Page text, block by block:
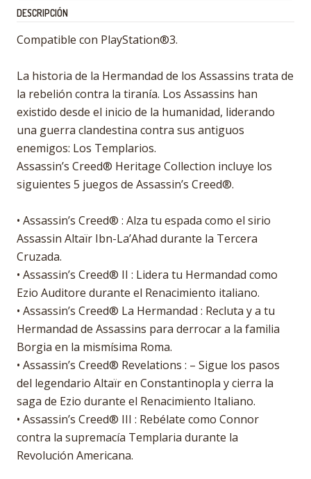
DESCRIPCIÓN
Compatible con PlayStation®3.
La historia de la Hermandad de los Assassins trata de
la rebelión contra la tiranía. Los Assassins han
existido desde el inicio de la humanidad, liderando
una guerra clandestina contra sus antiguos
enemigos: Los Templarios.
Assassin’s Creed® Heritage Collection incluye los
siguientes 5 juegos de Assassin’s Creed®.
• Assassin’s Creed® : Alza tu espada como el sirio
Assassin Altaïr Ibn-La’Ahad durante la Tercera
Cruzada.
• Assassin’s Creed® II : Lidera tu Hermandad como
Ezio Auditore durante el Renacimiento italiano.
• Assassin’s Creed® La Hermandad : Recluta y a tu
Hermandad de Assassins para derrocar a la familia
Borgia en la mismísima Roma.
• Assassin’s Creed® Revelations : – Sigue los pasos
del legendario Altaïr en Constantinopla y cierra la
saga de Ezio durante el Renacimiento Italiano.
• Assassin’s Creed® III : Rebélate como Connor
contra la supremacía Templaria durante la
Revolución Americana.